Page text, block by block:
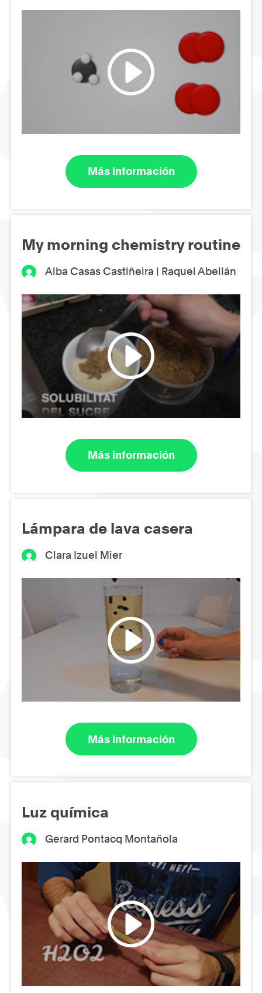
Más información
My morning chemistry routine
Alba Casas Castiñeira | Raquel Abellán
Más información
Lámpara de lava casera
Clara Izuel Mier
Más información
Luz química
Gerard Pontacq Montañola